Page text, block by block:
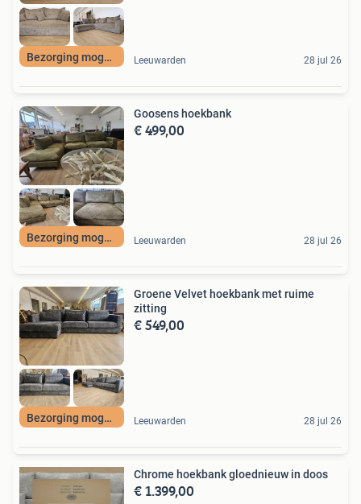
Bezorging mogelijk Leeuwarden 28 jul 26
Bezorging mogelijk
Goosens hoekbank
€ 499,00
Leeuwarden 28 jul 26
Bezorging mogelijk
Groene Velvet hoekbank met ruime
zitting
€ 549,00
Leeuwarden 28 jul 26
Chrome hoekbank gloednieuw in doos
€ 1.399,00